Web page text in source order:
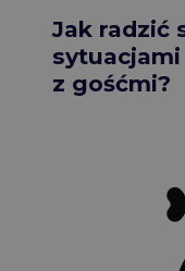
Jak radzić
z gośćmi?